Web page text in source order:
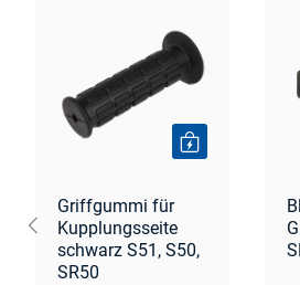
Griffgummi für
Kupplungsseite
schwarz S51, S50,
SR50